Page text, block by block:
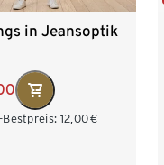
in Jeansoptik
Bestpreis: 12,00€